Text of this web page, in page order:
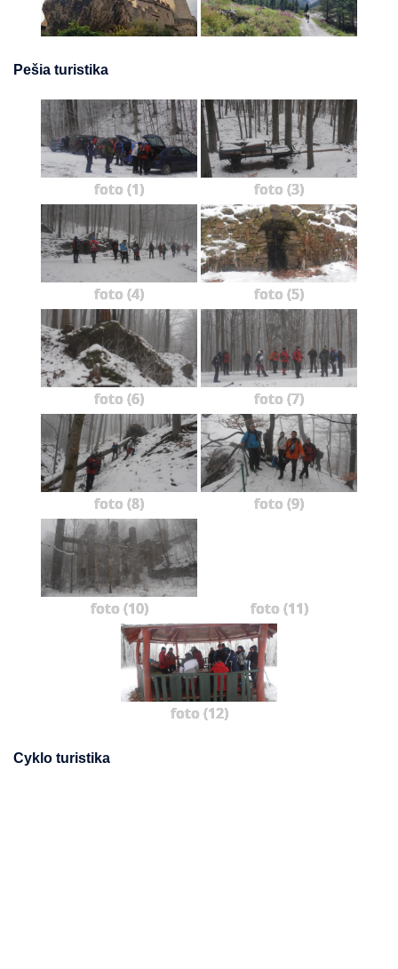
Pešia turistika
foto (1) foto (3)
foto (4) foto (5)
foto (6) foto (7)
foto (8) foto (9)
foto (10) foto (11)
foto (12)
Cyklo turistika